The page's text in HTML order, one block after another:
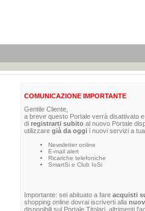
COMUNICAZIONE IMPORTANTE
Gentile Cliente,
a breve questo Portale verrà disattivato
diregistrarti subitoal nuovo Portale
utilizzare già da oggii nuovi servizi a
Newsletter online
E-mail alert
Ricariche telefoniche
SmartSi e Club IoSi
Importante: sei abituato a fare acquisti
shopping online dovrai iscriverti alla
disponibili sul Portale Titolari, altrimenti